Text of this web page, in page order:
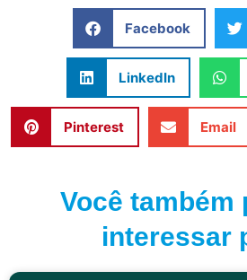
Facebook
LinkedIn
Pinterest Email
Você também
interessar